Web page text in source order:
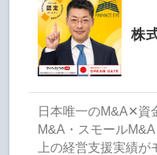
株
日本唯一のM&A✕資
M&A・スモール
上の経営支援実績